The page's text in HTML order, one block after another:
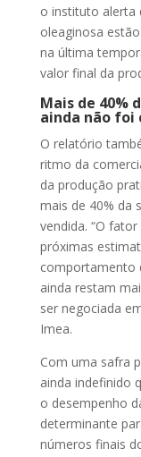
o instituto alerta
oleaginosa
na última
valor final da
Mais de 40%
ainda não foi
O relatório
ritmo da
da produção
mais de 40% da
vendida. “O
próximas
comportamento
ainda restam
ser negociada
Imea.
Com uma safra
ainda indefinido
o desempenho
determinante
números finais